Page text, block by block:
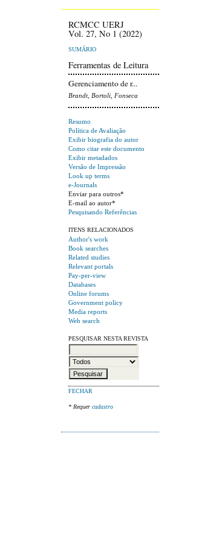
RCMCC UERJ
Vol. 27, No 1 (2022)
SUMÁRIO
Ferramentas de Leitura
Gerenciamento de r...
Brandt, Bortoli, Fonseca
Resumo
Política de Avaliação
Exibir biografia do autor
Como citar este documento
Exibir metadados
Versão de Impressão
Look up terms
e-Journals
Enviar para outros*
E-mail ao autor*
Pesquisando Referências
ITENS RELACIONADOS
Author's work
Book searches
Related studies
Relevant portals
Pay-per-view
Databases
Online forums
Government policy
Media reports
Web search
PESQUISAR NESTA REVISTA
FECHAR
* Requer cadastro